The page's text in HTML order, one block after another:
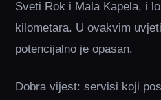
Sveti Rok i Mala Kapela, i
kilometara. U ovakvim
potencijalno je opasan.
Dobra vijest: servisi koji